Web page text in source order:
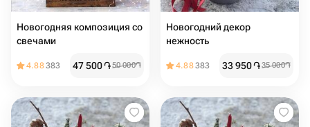
Новогодняя композиция со
свечами
4.88383 47 500֏50 000֏
Новогодний декор
нежность
4.88383 33 950֏35 000֏